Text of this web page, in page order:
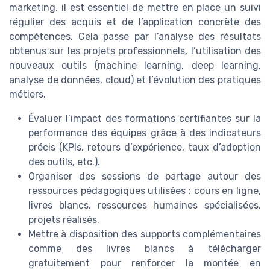
marketing, il est essentiel de mettre en place un suivi
régulier des acquis et de l’application concrète des
compétences. Cela passe par l’analyse des résultats
obtenus sur les projets professionnels, l’utilisation des
nouveaux outils (machine learning, deep learning,
analyse de données, cloud) et l’évolution des pratiques
métiers.
Évaluer l’impact des formations certifiantes sur la
performance des équipes grâce à des indicateurs
précis (KPIs, retours d’expérience, taux d’adoption
des outils, etc.).
Organiser des sessions de partage autour des
ressources pédagogiques utilisées : cours en ligne,
livres blancs, ressources humaines spécialisées,
projets réalisés.
Mettre à disposition des supports complémentaires
comme des livres blancs à télécharger
gratuitement pour renforcer la montée en